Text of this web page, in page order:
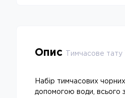
Опис Тимчасове
Набір тимчасових
допомогою води, всього